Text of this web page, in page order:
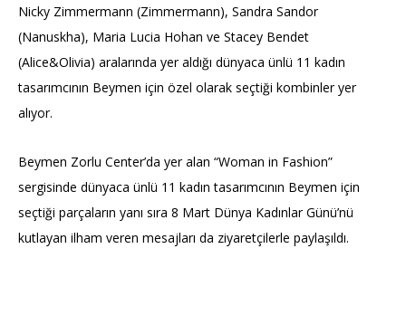
Nicky Zimmermann (Zimmermann), Sandra Sandor
(Nanuskha), Maria Lucia Hohan ve Stacey Bendet
(Alice&Olivia) aralarında yer aldığı dünyaca ünlü 11 kadın
tasarımcının Beymen için özel olarak seçtiği kombinler yer
alıyor.
Beymen Zorlu Center’da yer alan “Woman in Fashion”
sergisinde dünyaca ünlü 11 kadın tasarımcının Beymen için
seçtiği parçaların yanı sıra 8 Mart Dünya Kadınlar Günü’nü
kutlayan ilham veren mesajları da ziyaretçilerle paylaşıldı.